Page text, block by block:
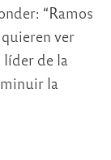
“Ramos
ver
líder de la
la